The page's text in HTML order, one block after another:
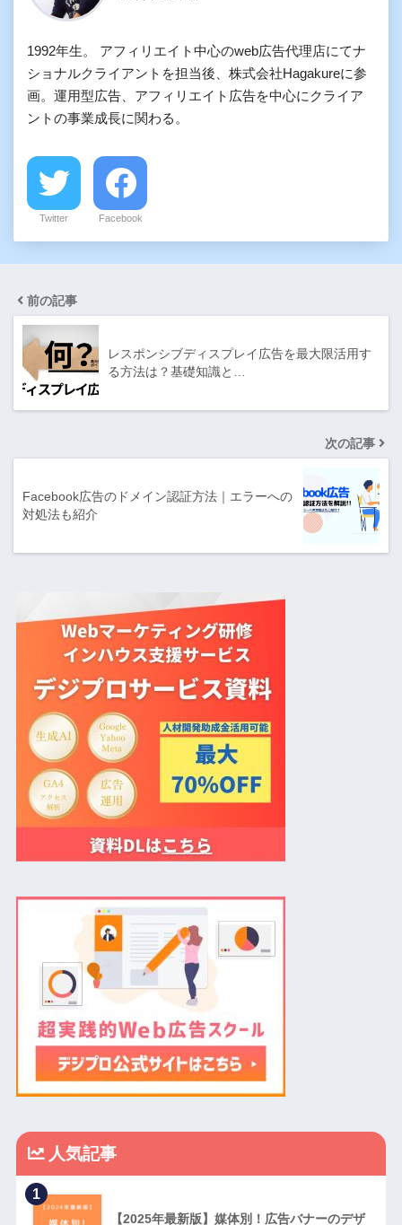
1992年生。 アフィリエイト中心のweb広告代理店にてナ
ショナルクライアントを担当後、株式会社Hagakureに参
画。運用型広告、アフィリエイト広告を中心にクライア
ントの事業成長に関わる。
Twitter Facebook
前の記事
レスポンシブディスプレイ広告を最大限活用す
る方法は？基礎知識と…
次の記事
Facebook広告のドメイン認証方法｜エラーへの
対処法も紹介
人気記事
1
【2025年最新版】媒体別！広告バナーのデザ